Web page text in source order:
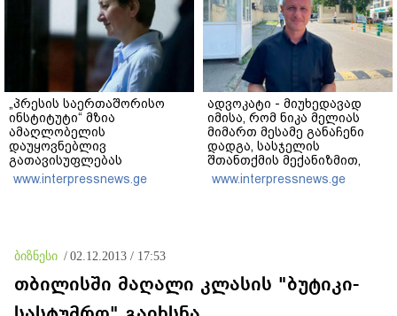
„პრესის საერთაშორისო
ინსტიტუტი“ მზია
ამაღლობელის
დაუყოვნებლივ
გათავისუფლებას
მოითხოვს
www.interpressnews.ge
ადვოკატი - მიუხედავად
იმისა, რომ ნიკა მელიას
მიმართ მესამე განაჩენი
დადგა, სასჯელის
შთანთქმის მექანიზმით,
პატიმრობის ვადა არ
გაზრდილა და ის ციხეს
www.interpressnews.ge
ბიზნესი / 02.12.2013 / 17:53
თბილისში მაღალი კლასის "ბუტიკი-